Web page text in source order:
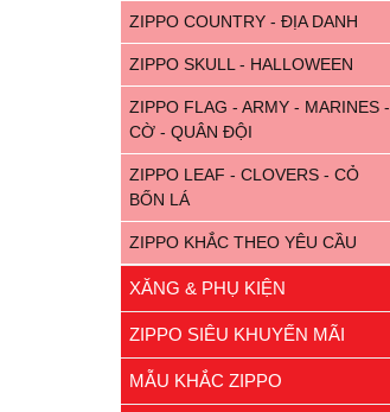
ZIPPO COUNTRY - ĐỊA DANH
ZIPPO SKULL - HALLOWEEN
ZIPPO FLAG - ARMY - MARINES -
CỜ - QUÂN ĐỘI
ZIPPO LEAF - CLOVERS - CỎ
BỐN LÁ
ZIPPO KHẮC THEO YÊU CẦU
XĂNG & PHỤ KIỆN
ZIPPO SIÊU KHUYẾN MÃI
MẪU KHẮC ZIPPO